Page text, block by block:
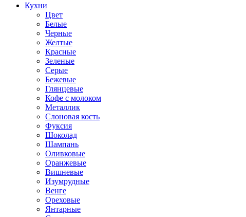
Кухни
Цвет
Белые
Черные
Желтые
Красные
Зеленые
Серые
Бежевые
Глянцевые
Кофе с молоком
Металлик
Слоновая кость
Фуксия
Шоколад
Шампань
Оливковые
Оранжевые
Вишневые
Изумрудные
Венге
Ореховые
Янтарные